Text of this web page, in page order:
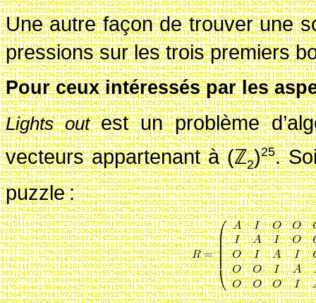
Une autre façon de trouver une
pressions sur les trois premiers
Pour ceux intéressés par les
Lights outest un problème
vecteurs appartenant à(ℤ2)25.
puzzle: